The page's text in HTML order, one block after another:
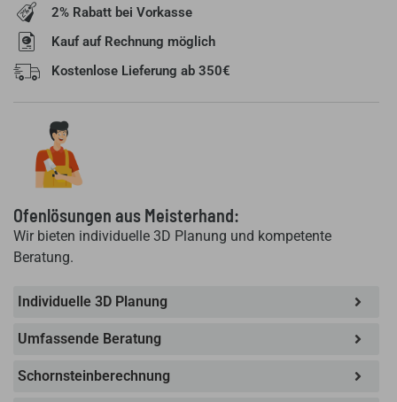
2% Rabatt bei Vorkasse
Kauf auf Rechnung möglich
Kostenlose Lieferung ab 350€
Ofenlösungen aus Meisterhand:
Wir bieten individuelle 3D Planung und kompetente
Beratung.
Individuelle 3D Planung
Umfassende Beratung
Schornsteinberechnung